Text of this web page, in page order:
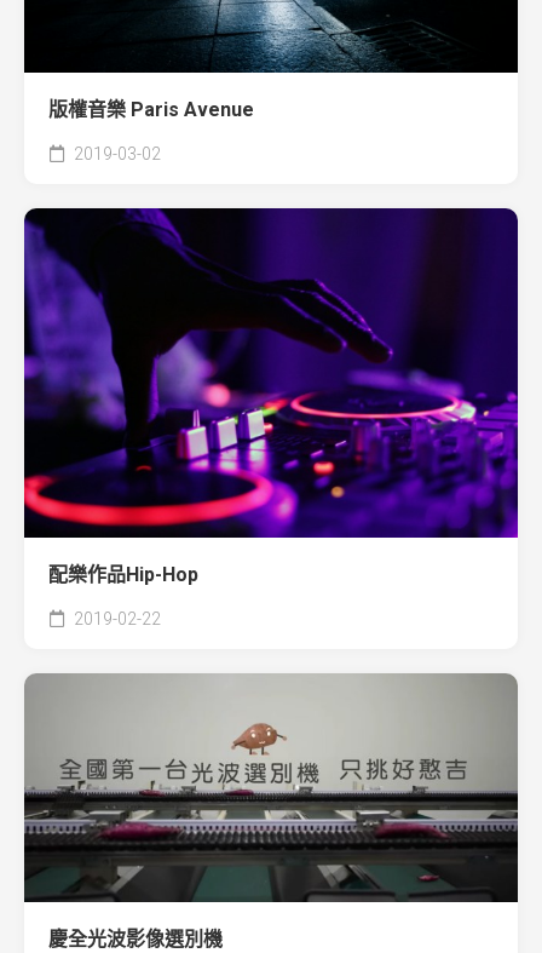
版權音樂 Paris Avenue
2019-03-02
配樂作品Hip-Hop
2019-02-22
慶全光波影像選別機